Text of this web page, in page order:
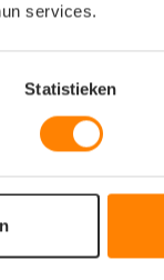
services.
Statistieken